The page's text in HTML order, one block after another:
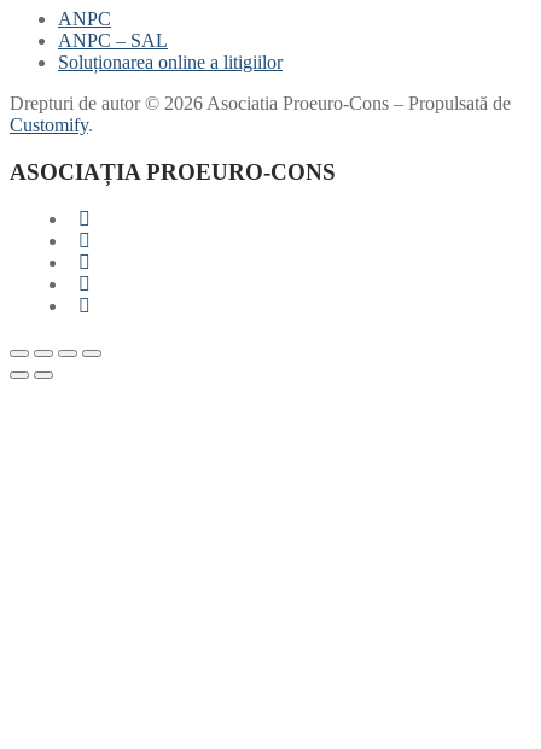
ANPC
ANPC – SAL
Soluționarea online a litigiilor
Drepturi de autor © 2026 Asociatia Proeuro-Cons – Propulsată de
Customify.
ASOCIAȚIA PROEURO-CONS